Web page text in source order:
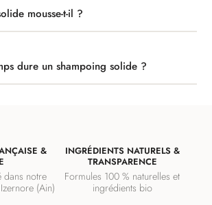
mousse-t-il ?
dure un shampoing solide ?
&
dans notre
(Ain)
INGRÉDIENTS NATURELS &
TRANSPARENCE
Formules 100 % naturelles et
ingrédients bio